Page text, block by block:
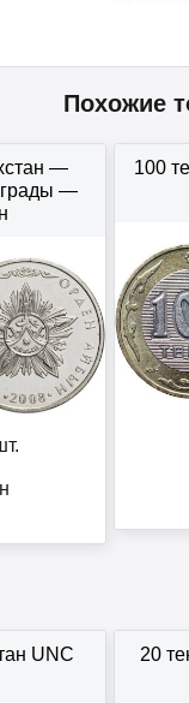
Похожие
—
—
100
UNC 20